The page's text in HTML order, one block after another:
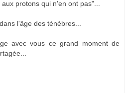
protons qui n'en ont pas"...
l'âge des ténèbres...
avec vous ce grand moment de